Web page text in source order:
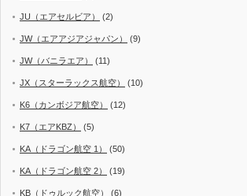
JU（エアセルビア） (2)
JW（エアアジアジャパン） (9)
JW（バニラエア） (11)
JX（スターラックス航空） (10)
K6（カンボジア航空） (12)
K7（エアKBZ） (5)
KA（ドラゴン航空 1） (50)
KA（ドラゴン航空 2） (19)
KB（ドゥルック航空） (6)